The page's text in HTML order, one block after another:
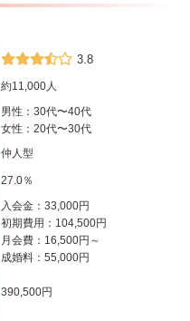
3.8
約11,000人
男性：30代〜40代
女性：20代〜30代
仲人型
27.0％
入会金：33,000円
初期費用：104,500円
月会費：16,500円～
成婚料：55,000円
390,500円